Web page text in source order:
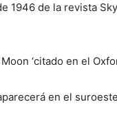
1946 de la revista
‘citado en el
en el